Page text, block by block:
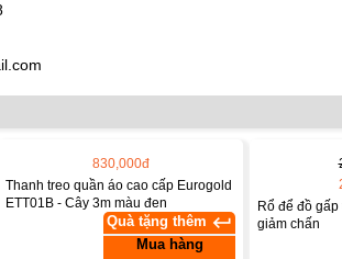
830,000đ
Thanh treo quần áo cao cấp Eurogold
ETT01B - Cây 3m màu đen
Quà tặng thêm keyboard_return
Mua hàng
Rổ để đồ
giảm chấn